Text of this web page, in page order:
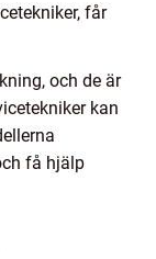
får
och de är
kan
få hjälp